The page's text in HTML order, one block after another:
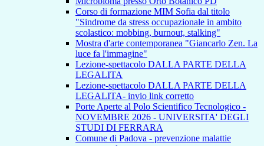
Corso di formazione MIM Sofia dal titolo
"Sindrome da stress occupazionale in ambito
scolastico: mobbing, burnout, stalking"
Mostra d'arte contemporanea "Giancarlo Zen. La
luce fa l'immagine"
Lezione-spettacolo DALLA PARTE DELLA
LEGALITA
Lezione-spettacolo DALLA PARTE DELLA
LEGALITA- invio link corretto
Porte Aperte al Polo Scientifico Tecnologico -
NOVEMBRE 2026 - UNIVERSITA' DEGLI
STUDI DI FERRARA
Comune di Padova - prevenzione malattie